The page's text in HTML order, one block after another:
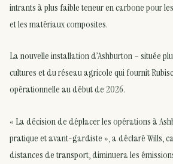
intrants à plus faible teneur en carbone pour
et les matériaux composites.
La nouvelle installation d’Ashburton – située
cultures et du réseau agricole qui fournit
opérationnelle au début de 2026.
« La décision de déplacer les opérations à
pratique et avant-gardiste », a déclaré Wills,
distances de transport, diminuera les